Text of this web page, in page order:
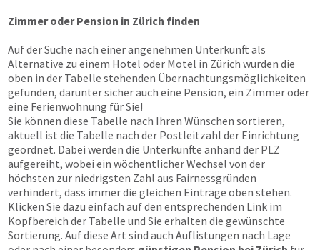
Zimmer oder Pension in Zürich finden
Auf der Suche nach einer angenehmen Unterkunft als
Alternative zu einem Hotel oder Motel in Zürich wurden die
oben in der Tabelle stehenden Übernachtungsmöglichkeiten
gefunden, darunter sicher auch eine Pension, ein Zimmer oder
eine Ferienwohnung für Sie!
Sie können diese Tabelle nach Ihren Wünschen sortieren,
aktuell ist die Tabelle nach der Postleitzahl der Einrichtung
geordnet. Dabei werden die Unterkünfte anhand der PLZ
aufgereiht, wobei ein wöchentlicher Wechsel von der
höchsten zur niedrigsten Zahl aus Fairnessgründen
verhindert, dass immer die gleichen Einträge oben stehen.
Klicken Sie dazu einfach auf den entsprechenden Link im
Kopfbereich der Tabelle und Sie erhalten die gewünschte
Sortierung. Auf diese Art sind auch Auflistungen nach Lage